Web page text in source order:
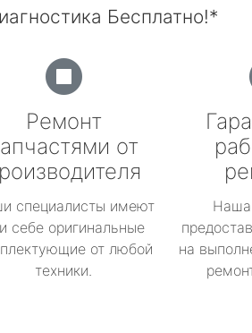
Бесплатно!*
Ремонт
от
специалисты имеют
себе оригинальные
от любой
техники.
Наша
на